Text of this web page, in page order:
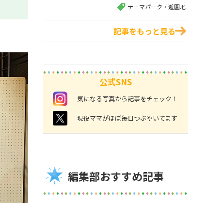
テーマパーク・遊園地
記事をもっと見る
公式SNS
instagram 気になる写真から記事をチェック！
twitter 現役ママがほぼ毎日つぶやいてます
編集部おすすめ記事